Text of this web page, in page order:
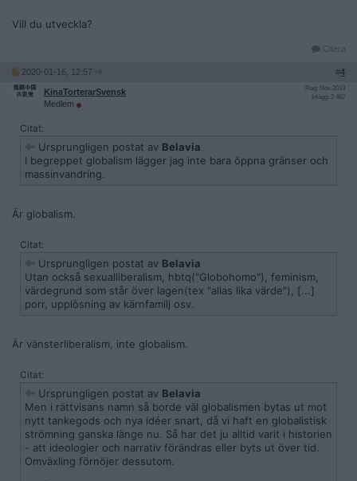
Vill du utveckla?
Citera
2020-01-16, 12:57 #4
KinaTorterarSvensk
Medlem
Reg: Nov 2019
Inlägg: 2 482
Citat:
Ursprungligen postat av Belavia
I begreppet globalism lägger jag inte bara öppna gränser och
massinvandring.
Är globalism.
Citat:
Ursprungligen postat av Belavia
Utan också sexualliberalism, hbtq("Globohomo"), feminism,
värdegrund som står över lagen(tex "allas lika värde"), [...]
porr, upplösning av kärnfamilj osv.
Är vänsterliberalism, inte globalism.
Citat:
Ursprungligen postat av Belavia
Men i rättvisans namn så borde väl globalismen bytas ut mot
nytt tankegods och nya idéer snart, då vi haft en globalistisk
strömning ganska länge nu. Så har det ju alltid varit i historien
- att ideologier och narrativ förändras eller byts ut över tid.
Omväxling förnöjer dessutom.